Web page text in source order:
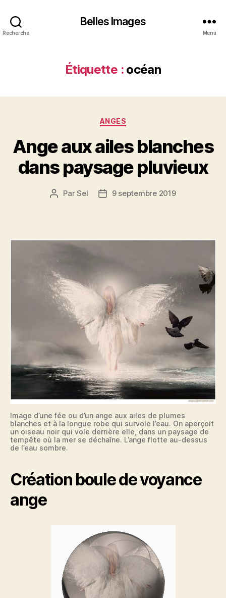
Recherche
Belles Images
Menu
Étiquette : océan
Catégories
ANGES
Ange aux ailes blanches
dans paysage pluvieux
Auteur
ParSel
Date9 septembre 2019
Image d’une fée ou d’un ange aux ailes de plumes
blanches et à la longue robe qui survole l’eau. On aperçoit
un oiseau noir qui vole derrière elle, dans un paysage de
tempête où la mer se déchaîne. L’ange flotte au-dessus
de l’eau sombre.
Création boule de voyance
ange